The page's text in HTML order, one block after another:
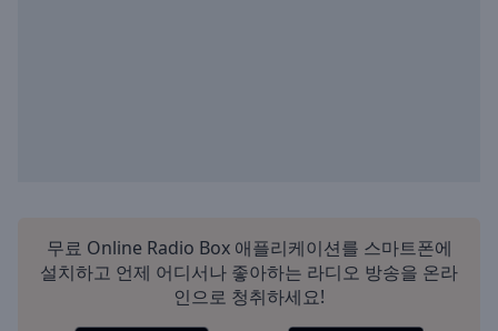
무료 Online Radio Box 애플리케이션를 스마트폰에
설치하고 언제 어디서나 좋아하는 라디오 방송을 온라
인으로 청취하세요!